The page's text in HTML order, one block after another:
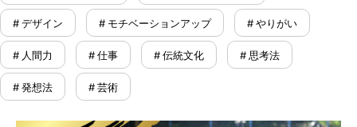
# デザイン # モチベーションアップ # やりがい
# 人間力 # 仕事 # 伝統文化 # 思考法
# 発想法 # 芸術